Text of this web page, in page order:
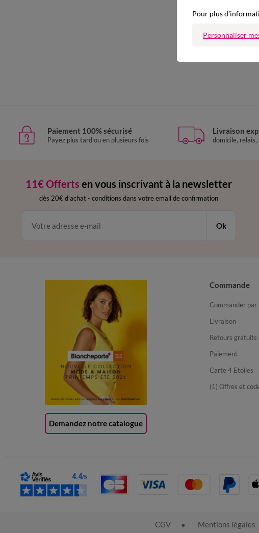
Paiement 100% sécurisé
Payez plus tard ou en plusieurs fois
Livraison
domicile,
11€ Offerts en vous inscrivant à la newsletter
dès 20€ d’achat - conditions dans votre email de confirmation
Ok
Demandez notre catalogue
Commande
Commander
Livraison
Retours gratuits
Paiement
Carte 4 Etoiles
(1) Offres et
CGV Mentions légales
Pour plus
Personnaliser